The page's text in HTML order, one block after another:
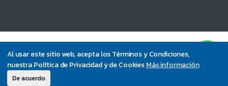
Al usar este sitio web, acepta los Términos y Condiciones,
nuestra Política de Privacidad y de CookiesMás información
De acuerdo